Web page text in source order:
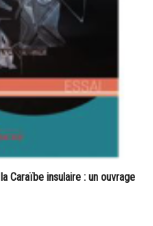
Caraïbe insulaire : un ouvrage